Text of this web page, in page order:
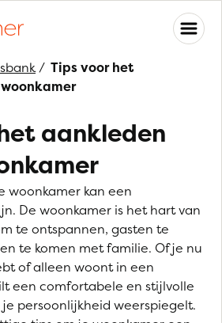
/ Tips voor het
aankleden
woonkamer kan een
De woonkamer is het hart van
te ontspannen, gasten te
te komen met familie. Of je nu
of alleen woont in een
een comfortabele en stijlvolle
persoonlijkheid weerspiegelt.